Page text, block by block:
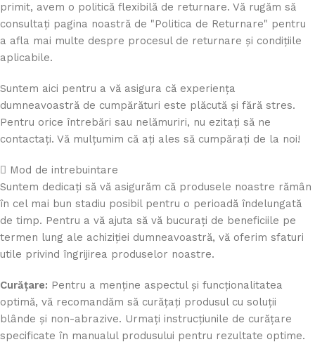
primit, avem o politică flexibilă de returnare. Vă rugăm să
consultați pagina noastră de "Politica de Returnare" pentru
a afla mai multe despre procesul de returnare și condițiile
aplicabile.
Suntem aici pentru a vă asigura că experiența
dumneavoastră de cumpărături este plăcută și fără stres.
Pentru orice întrebări sau nelămuriri, nu ezitați să ne
contactați. Vă mulțumim că ați ales să cumpărați de la noi!
Mod de intrebuintare
Suntem dedicați să vă asigurăm că produsele noastre rămân
în cel mai bun stadiu posibil pentru o perioadă îndelungată
de timp. Pentru a vă ajuta să vă bucurați de beneficiile pe
termen lung ale achiziției dumneavoastră, vă oferim sfaturi
utile privind îngrijirea produselor noastre.
Curățare: Pentru a menține aspectul și funcționalitatea
optimă, vă recomandăm să curățați produsul cu soluții
blânde și non-abrazive. Urmați instrucțiunile de curățare
specificate în manualul produsului pentru rezultate optime.